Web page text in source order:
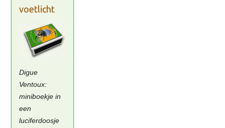
voetlicht
Digue
Ventoux:
miniboekje in
een
luciferdoosje